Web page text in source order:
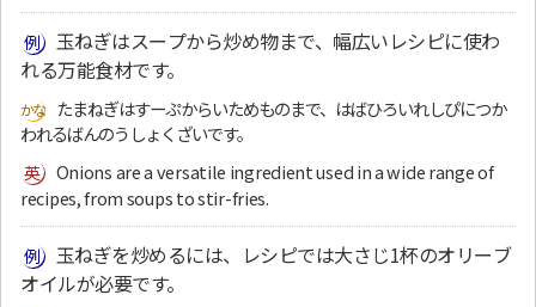
玉ねぎはスープから炒め物まで、幅広いレシピに使わ
れる万能食材です。
たまねぎはすーぷからいためものまで、はばひろいれしぴにつか
われるばんのうしょくざいです。
Onions are a versatile ingredient used in a wide range of
recipes, from soups to stir-fries.
玉ねぎを炒めるには、レシピでは大さじ1杯のオリーブ
オイルが必要です。